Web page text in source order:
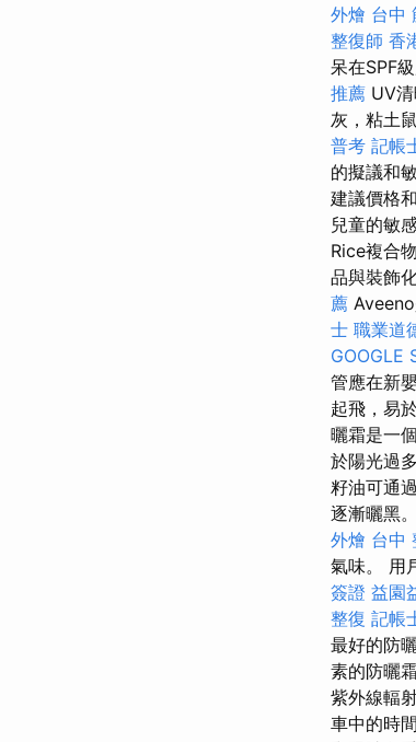
外燴 台中
整復師 香
呆在SPF
推薦 UV
灰，粘土
普考 記帳
的擬議和
建議價格
兒童的敏
Rice複合
品與裝飾
薦
士 職業道
GOOGLE
管應在新
起飛，易
曬霜是一
於陽光過
籽油可通
逐漸曬黑。
外燴 台中
氣味。 用
簽證 益園
整復 記帳
最好的防
素的防曬
紫外線輻
車中的時